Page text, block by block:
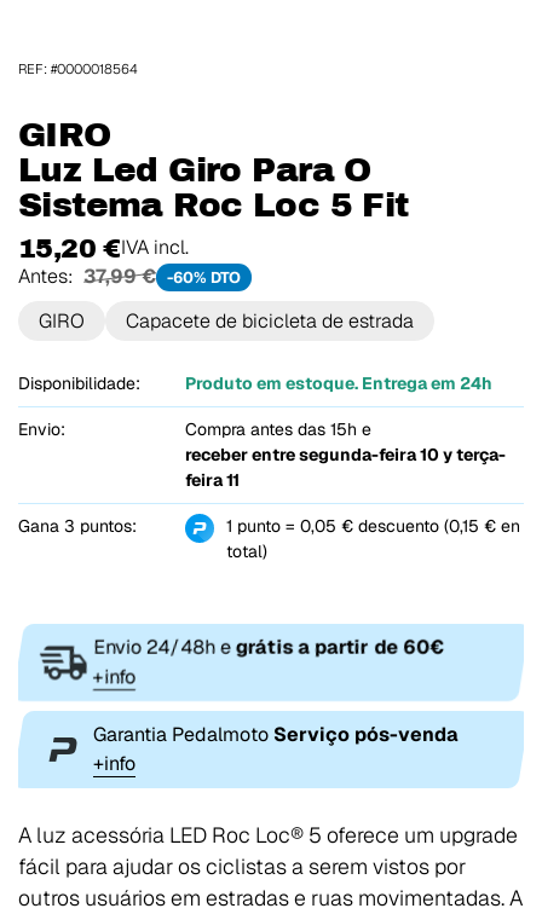
GIRO
Luz Led Giro Para O
Sistema Roc Loc 5 Fit
15,20 €IVA incl.
Antes: 37,99 € -60% DTO
GIRO Capacete de bicicleta de estrada
Disponibilidade: Produto em estoque. Entrega em 24h
Envio:
Compra antes das 15h e
receber entresegunda-feira 10 y terça-
feira 11
Gana 3 puntos:
1 punto = 0,05 € descuento (0,15 € en
total)
REF: #0000018564
Envio 24/48h egrátis a partir de 60€
+info
Garantia Pedalmoto Serviço pós-venda
+info
A luz acessória LED Roc Loc® 5 oferece um upgrade
fácil para ajudar os ciclistas a serem vistos por
outros usuários em estradas e ruas movimentadas. A